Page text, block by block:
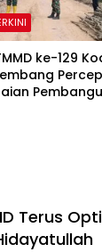
ke-129
Terus